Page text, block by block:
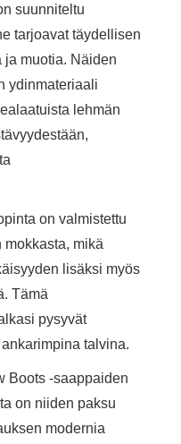
suunniteltu
tarjoavat täydellisen
ja muotia. Näiden
ydinmateriaali
lehmän
on valmistettu
mikä
lisäksi myös
Tämä
pysyvät
talvina.
Boots -saappaiden
on niiden paksu
modernia